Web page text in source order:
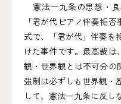
憲法一九条の思想・良
「君が代ピアノ伴奏拒
式で、「君が代」伴奏を
けた事件です。最高裁は
観・世界観とは不可分の
強制は必ずしも世界観・
して、憲法一九条に反し